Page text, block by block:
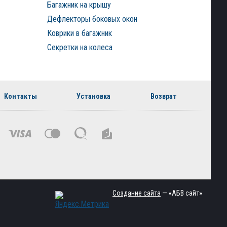
Багажник на крышу
Дефлекторы боковых окон
Коврики в багажник
Секретки на колеса
Контакты Установка Возврат
Создание сайта — «АБВ сайт»